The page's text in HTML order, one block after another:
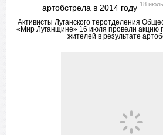
артобстрела в 2014 году 18
Активисты Луганского теротделения
«Мир Луганщине» 16 июля провели акцию
жителей в результате